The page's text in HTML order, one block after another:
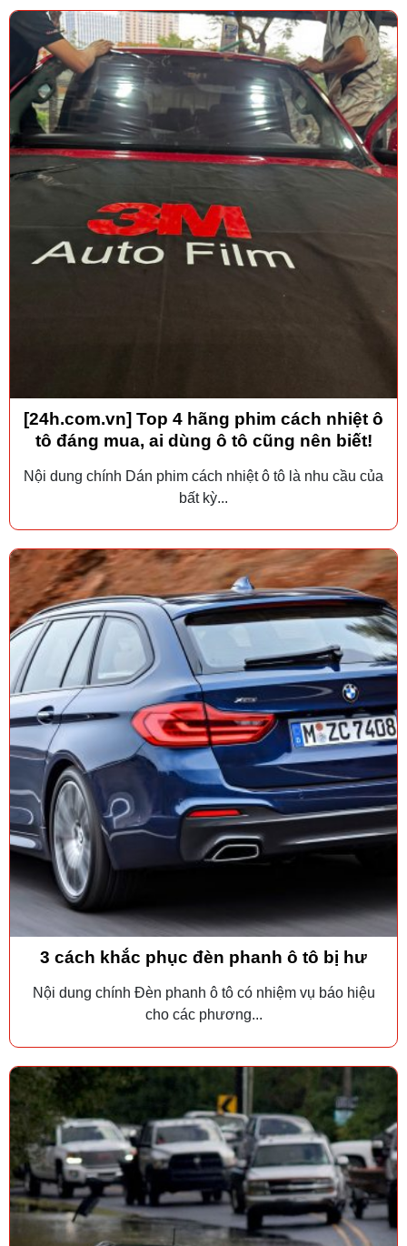
[24h.com.vn] Top 4 hãng phim cách nhiệt ô
tô đáng mua, ai dùng ô tô cũng nên biết!
Nội dung chính Dán phim cách nhiệt ô tô là nhu cầu của
bất kỳ...
3 cách khắc phục đèn phanh ô tô bị hư
Nội dung chính Đèn phanh ô tô có nhiệm vụ báo hiệu
cho các phương...